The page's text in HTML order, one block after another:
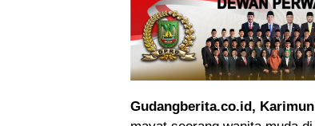
Gudangberita.co.id,